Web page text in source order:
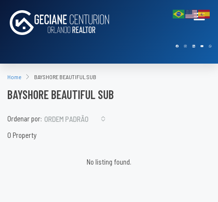
Home BAYSHORE BEAUTIFUL SUB
BAYSHORE BEAUTIFUL SUB
0 Property
Ordenar por: ORDEM PADRÃO
No listing found.